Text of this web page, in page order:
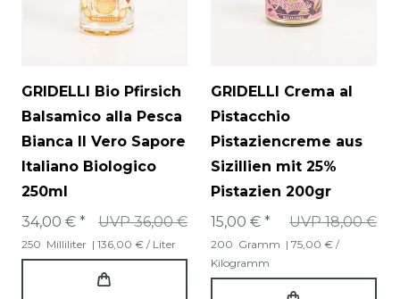
GRIDELLI Bio Pfirsich
Balsamico alla Pesca
Bianca Il Vero Sapore
Italiano Biologico
250ml
UVP 36,00 €
34,00 € *
250 Milliliter | 136,00 € / Liter
GRIDELLI Crema al
Pistacchio
Pistaziencreme aus
Sizillien mit 25%
Pistazien 200gr
UVP 18,00 €
15,00 € *
200 Gramm | 75,00 € /
Kilogramm